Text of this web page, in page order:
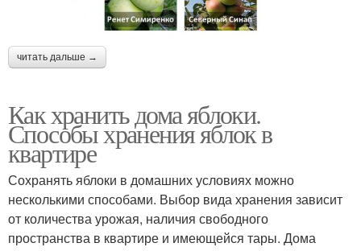
читать дальше →
Как хранить дома яблоки.
Способы хранения яблок в
квартире
Сохранять яблоки в домашних условиях можно
несколькими способами. Выбор вида хранения зависит
от количества урожая, наличия свободного
пространства в квартире и имеющейся тары. Дома